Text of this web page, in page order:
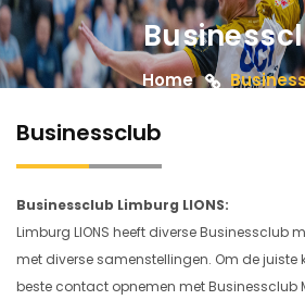
Home
Businessclub
Businessclub Limburg LIONS:
Limburg LIONS heeft diverse Businessclub
met diverse samenstellingen. Om de juiste
beste contact opnemen met Businessclub